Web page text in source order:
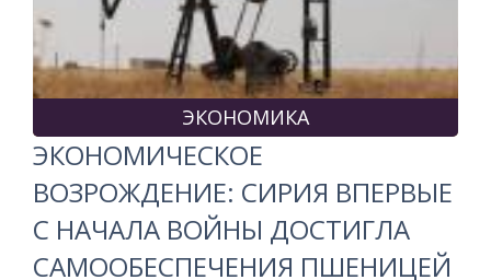
ЭКОНОМИКА
ЭКОНОМИЧЕСКОЕ
ВОЗРОЖДЕНИЕ: СИРИЯ ВПЕРВЫЕ
С НАЧАЛА ВОЙНЫ ДОСТИГЛА
САМООБЕСПЕЧЕНИЯ ПШЕНИЦЕЙ